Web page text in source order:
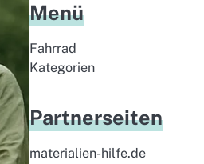
Menü
Fahrrad
Kategorien
Partnerseiten
materialien-hilfe.de